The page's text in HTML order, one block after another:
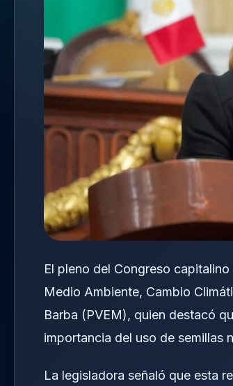
El pleno del Congreso
Medio Ambiente, Cambio
Barba (PVEM), quien destacó
importancia del uso de semillas
La legisladora señaló que esta